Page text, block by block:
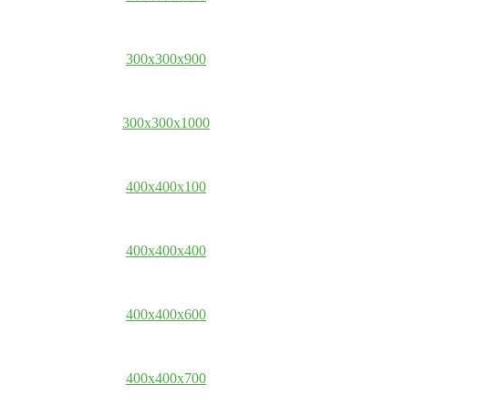
300x300x900
300x300x1000
400x400x100
400x400x400
400x400x600
400x400x700